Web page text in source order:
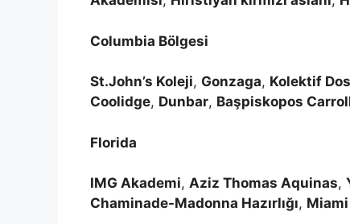
Columbia Bölgesi
St.John’s Koleji, Gonzaga, Kolektif
Coolidge, Dunbar, Başpiskopos
Florida
IMG Akademi, Aziz Thomas Aquinas,
Chaminade-Madonna Hazırlığı,